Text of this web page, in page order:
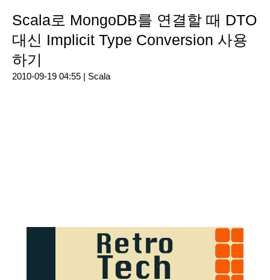
Scala로 MongoDB를 연결할 때 DTO
대신 Implicit Type Conversion 사용
하기
2010-09-19 04:55 | Scala